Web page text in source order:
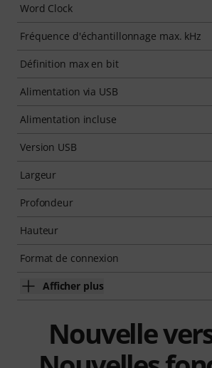
Word Clock
Fréquence d'échantillonnage max. kHz
Définition max en bit
Alimentation via USB
Alimentation incluse
Version USB
Largeur
Profondeur
Hauteur
Format de connexion
Afficher plus
Nouvelle